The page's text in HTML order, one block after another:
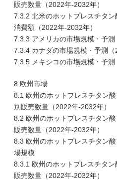
販売数量（2022年-2032年）
7.3.2 北米のホットプレスチタ
消費額（2022年-2032年）
7.3.3 アメリカの市場規模・予測
7.3.4 カナダの市場規模・予測（
7.3.5 メキシコの市場規模・予測
8 欧州市場
8.1 欧州のホットプレスチタン
別販売数量（2022年-2032年）
8.2 欧州のホットプレスチタン
販売数量（2022年-2032年）
8.3 欧州のホットプレスチタン
場規模
8.3.1 欧州のホットプレスチタ
販売数量（2022年-2032年）